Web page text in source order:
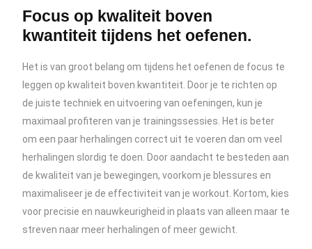
Focus op kwaliteit boven
kwantiteit tijdens het oefenen.
Het is van groot belang om tijdens het oefenen de focus te
leggen op kwaliteit boven kwantiteit. Door je te richten op
de juiste techniek en uitvoering van oefeningen, kun je
maximaal profiteren van je trainingssessies. Het is beter
om een paar herhalingen correct uit te voeren dan om veel
herhalingen slordig te doen. Door aandacht te besteden aan
de kwaliteit van je bewegingen, voorkom je blessures en
maximaliseer je de effectiviteit van je workout. Kortom, kies
voor precisie en nauwkeurigheid in plaats van alleen maar te
streven naar meer herhalingen of meer gewicht.